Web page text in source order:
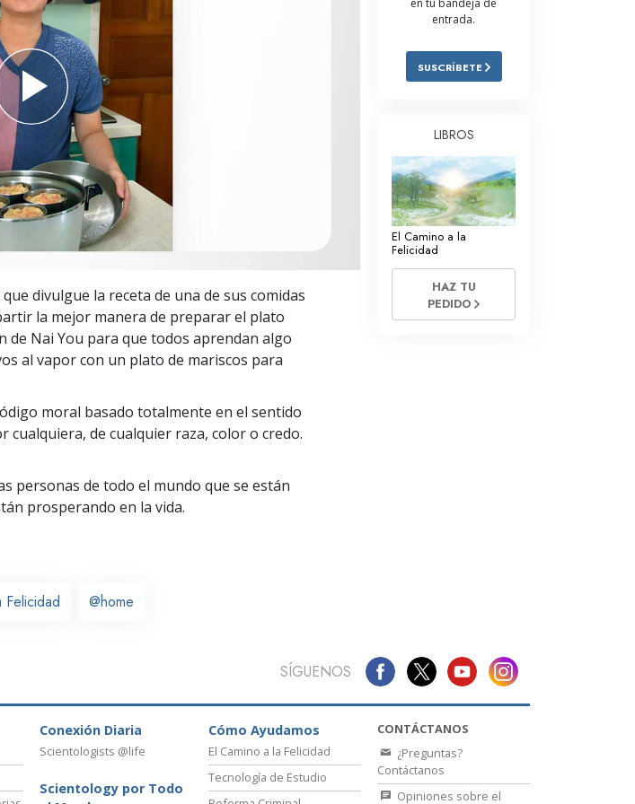
Respuestas a las Drogas
La Causa de la Supresión
Investigaciones
Los Fundamentos de la Organización
Los Fundamentos de las Relaciones
divulgue la receta de una de sus comidas
la mejor manera de preparar el plato
de Nai You para que todos aprendan algo
al vapor con un plato de mariscos para
moral basado totalmente en el sentido
de cualquier raza, color o credo.
personas de todo el mundo que se están
prosperando en la vida.
Felicidad @home
en tu bandeja de
entrada.
SUSCRÍBETE
LIBROS
El Camino a la
Felicidad
HAZ TU
PEDIDO
SÍGUENOS
Conexión Diaria
Scientologists @life
Scientology por Todo
Cómo Ayudamos
El Camino a la Felicidad
Tecnología de Estudio
CONTÁCTANOS
¿Preguntas?
Contáctanos
Opiniones sobre el